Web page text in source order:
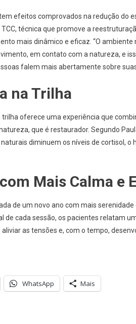
efeitos comprovados na redução do
técnica que promove a
mais dinâmico e eficaz. “O
em contato com a natureza, e
falem mais abertamente sobre
na Trilha
oferece uma experiência que
que é restaurador. Segundo
diminuem os níveis de cortisol,
Mais Calma e
de um novo ano com mais
cada sessão, os pacientes relatam
as tensões e, com o tempo,
WhatsApp Mais